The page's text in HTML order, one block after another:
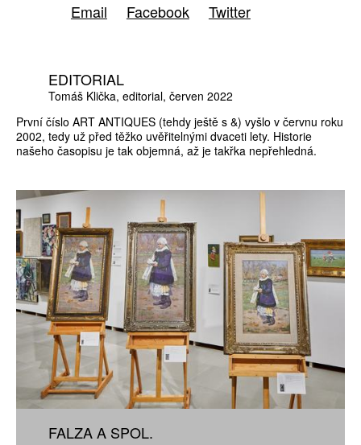
Email
Facebook Twitter
EDITORIAL
Tomáš Klička editorial červen 2022
První číslo ART ANTIQUES (tehdy ještě s &) vyšlo v červnu roku
2002, tedy už před těžko uvěřitelnými dvaceti lety. Historie
našeho časopisu je tak objemná, až je takřka nepřehledná.
FALZA A SPOL.